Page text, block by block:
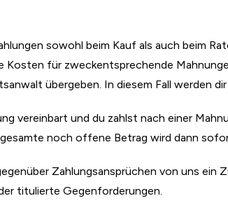
sowohl beim Kauf als auch beim
Kosten für zweckentsprechende
übergeben. In diesem Fall werden
vereinbart und du zahlst nach einer
noch offene Betrag wird dann
Zahlungsansprüchen von uns ein
titulierte Gegenforderungen.